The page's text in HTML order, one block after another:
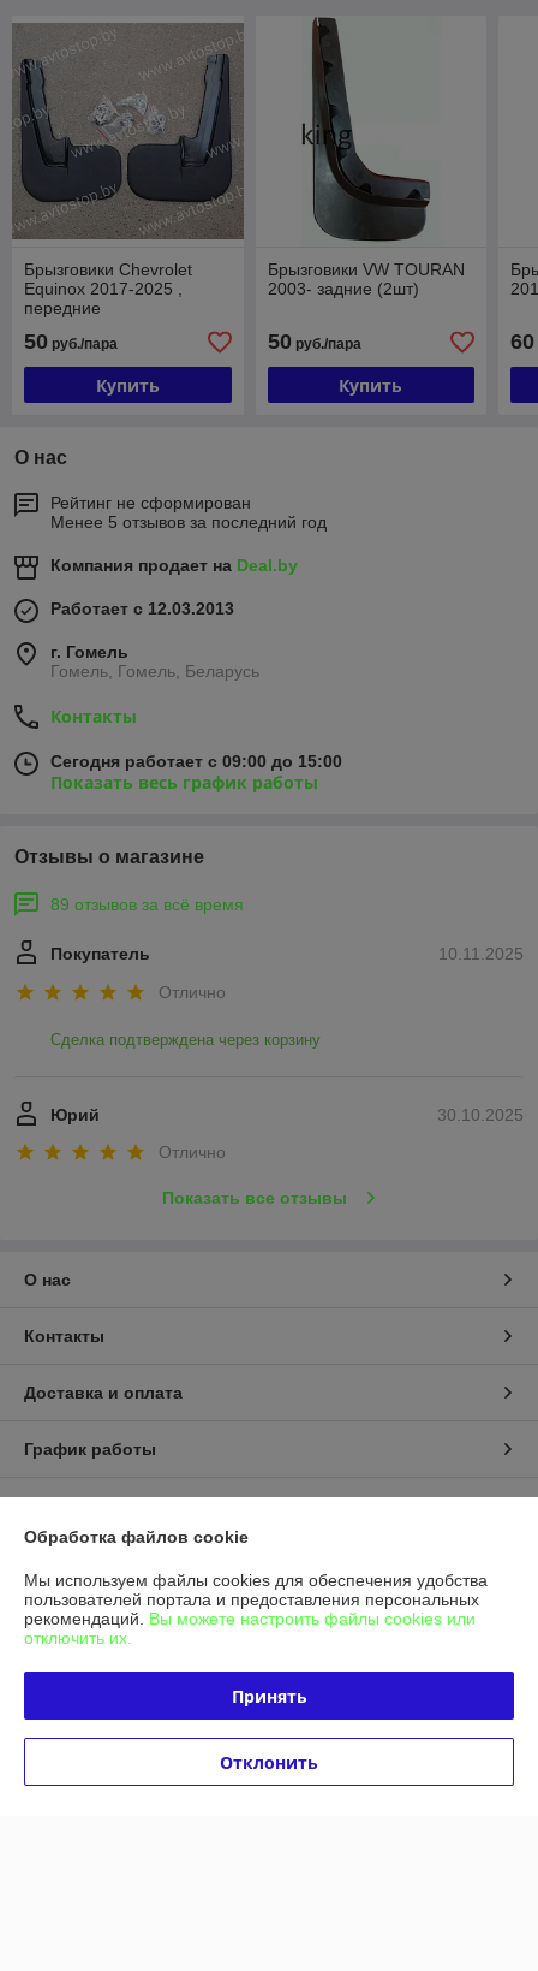
Брызговики Chevrolet
Equinox 2017-2025 ,
передние
50 руб./пара
Купить
Брызговики VW TOURAN
2003- задние (2шт)
50руб./пара
Купить
60
О нас
Рейтинг не сформирован
Менее 5 отзывов за последний год
Компания продает на Deal.by
Работает с 12.03.2013
г. Гомель
Гомель, Гомель, Беларусь
Контакты
Сегодня работает с 09:00 до 15:00
Показать весь график работы
Отзывы о магазине
89 отзывов за всё время
10.11.2025
Покупатель
Отлично
Сделка подтверждена через корзину
30.10.2025
Юрий
Отлично
Показать все отзывы
О нас
Контакты
Доставка и оплата
График работы
Сайт создан на платформе Deal.by
Обработка файлов cookie
Мы используем файлы cookies для обеспечения удобства
пользователей портала и предоставления персональных
рекомендаций. Вы можете настроить файлы cookies или
отключить их.
Принять
Отклонить